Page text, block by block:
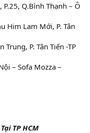
Q.Bình Thạnh – Ô
Him Lam Mới, P. Tân
Trung, P. Tân Tiến -TP
– Sofa Mozza –
Tại TP HCM